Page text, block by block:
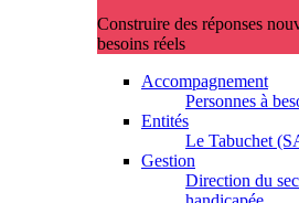
Construire des réponses
besoins réels
Accompagnement
Personnes à
Entités
Le Tabuchet
Gestion
Direction du